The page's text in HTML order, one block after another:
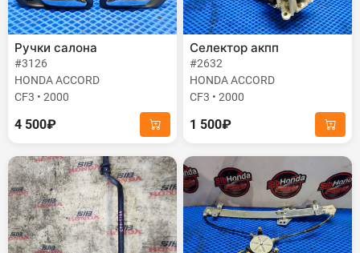
Ручки салона
#3126
HONDA ACCORD
CF3 • 2000
4 500₽
Селектор акпп
#2632
HONDA ACCORD
CF3 • 2000
1 500₽